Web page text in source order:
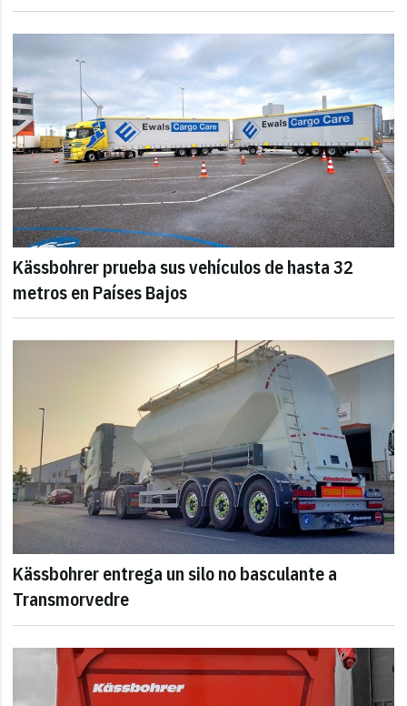
Kässbohrer prueba sus vehículos de hasta 32
metros en Países Bajos
Kässbohrer entrega un silo no basculante a
Transmorvedre